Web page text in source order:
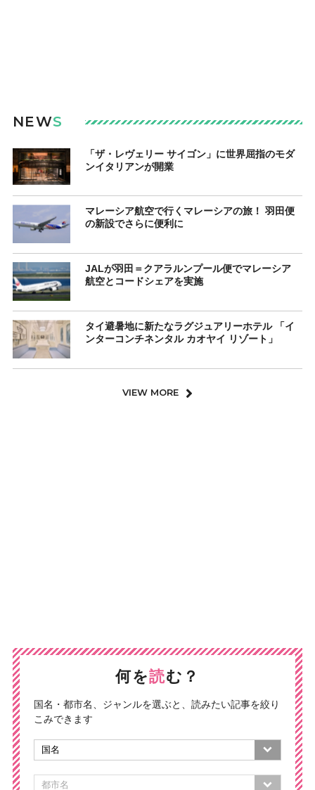
NEWS
「ザ・レヴェリー サイゴン」に世界屈指のモダ
ンイタリアンが開業
マレーシア航空で行くマレーシアの旅！ 羽田便
の新設でさらに便利に
JALが羽田＝クアラルンプール便でマレーシア
航空とコードシェアを実施
タイ避暑地に新たなラグジュアリーホテル 「イ
ンターコンチネンタル カオヤイ リゾート」
VIEW MORE
何を読む？
国名・都市名、ジャンルを選ぶと、読みたい記事を絞り
こみできます